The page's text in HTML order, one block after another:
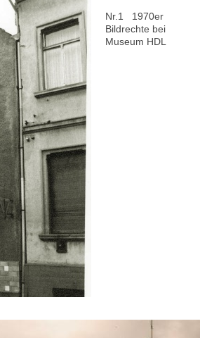
Nr.1 1970er
Bildrechte bei
Museum HDL